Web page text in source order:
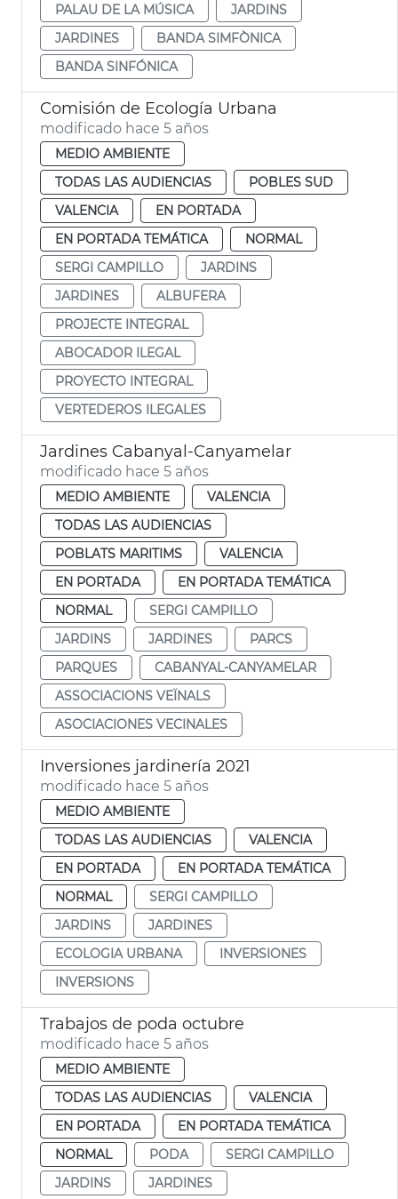
PALAU DE LA MÚSICA
JARDINS
JARDINES
BANDA SIMFÒNICA
BANDA SINFÓNICA
Comisión de Ecología Urbana
modificado hace 5 años
MEDIO AMBIENTE
TODAS LAS AUDIENCIAS
POBLES SUD
VALENCIA
EN PORTADA
EN PORTADA TEMÁTICA
NORMAL
SERGI CAMPILLO
JARDINS
JARDINES
ALBUFERA
PROJECTE INTEGRAL
ABOCADOR ILEGAL
PROYECTO INTEGRAL
VERTEDEROS ILEGALES
Jardines Cabanyal-Canyamelar
modificado hace 5 años
MEDIO AMBIENTE
VALENCIA
TODAS LAS AUDIENCIAS
POBLATS MARITIMS
VALENCIA
EN PORTADA
EN PORTADA TEMÁTICA
NORMAL
SERGI CAMPILLO
JARDINS
JARDINES
PARCS
PARQUES
CABANYAL-CANYAMELAR
ASSOCIACIONS VEÏNALS
ASOCIACIONES VECINALES
Inversiones jardinería 2021
modificado hace 5 años
MEDIO AMBIENTE
TODAS LAS AUDIENCIAS
VALENCIA
EN PORTADA
EN PORTADA TEMÁTICA
NORMAL
SERGI CAMPILLO
JARDINS
JARDINES
ECOLOGIA URBANA
INVERSIONES
INVERSIONS
Trabajos de poda octubre
modificado hace 5 años
MEDIO AMBIENTE
TODAS LAS AUDIENCIAS
VALENCIA
EN PORTADA
EN PORTADA TEMÁTICA
NORMAL
PODA
SERGI CAMPILLO
JARDINS
JARDINES